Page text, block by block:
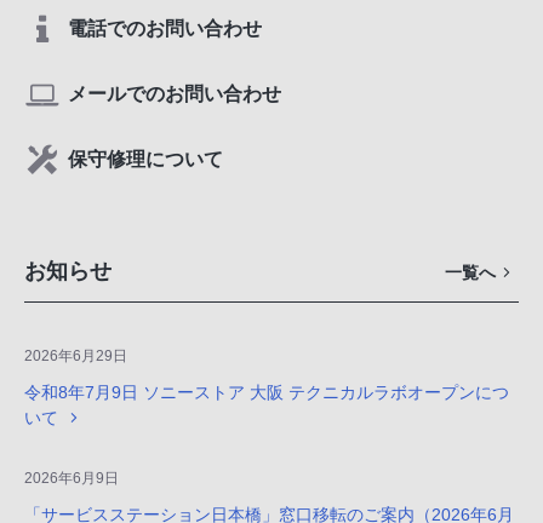
電話でのお問い合わせ
メールでのお問い合わせ
保守修理について
お知らせ 一覧へ
2026年6月29日
令和8年7月9日 ソニーストア 大阪 テクニカルラボオープンにつ
いて
2026年6月9日
「サービスステーション日本橋」窓口移転のご案内（2026年6月